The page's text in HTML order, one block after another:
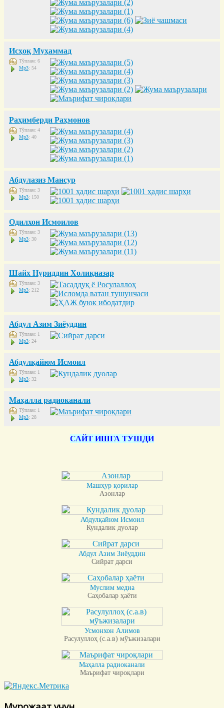
Исҳоқ Муҳаммад
Тўплам: 6
Mp3: 54
Раҳимберди Раҳмонов
Тўплам: 4
Mp3: 40
Абдулазиз Мансур
Тўплам: 3
Mp3: 150
Одилхон Исмоилов
Тўплам: 3
Mp3: 30
Шайх Нуриддин Холиқназар
Тўплам: 3
Mp3: 212
Абдул Азим Зиёуддин
Тўплам: 1
Mp3: 24
Абдулқайюм Исмоил
Тўплам: 1
Mp3: 32
Маҳалла радиоканали
Тўплам: 1
Mp3: 28
САЙТ ИШГА ТУШДИ
Машҳур қорилар
Азонлар
Абдулқайюм Исмоил
Кундалик дуолар
Абдул Азим Зиёуддин
Сийрат дарси
Муслим медиа
Саҳобалар ҳаёти
Усмонхон Алимов
Расулуллоҳ (с.а.в) мўъжизалари
Маҳалла радиоканали
Маърифат чироқлари